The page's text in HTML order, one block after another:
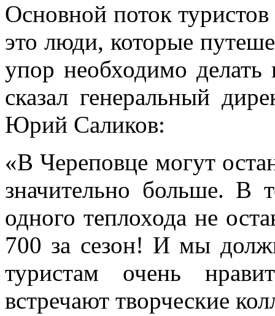
Основной поток
это люди, которые
упор необходимо
сказал генеральный
Юрий Саликов:
«В Череповце могут
значительно больше. В
одного теплохода не
700 за сезон! И мы
туристам очень
встречают творческие